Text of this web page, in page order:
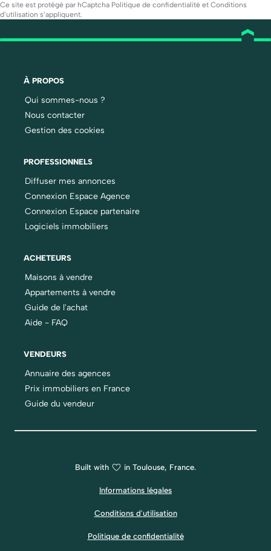
Ce site est protégé par hCaptcha Politique de confidentialité et Conditions
d’utilisation s’appliquent.
À PROPOS
Qui sommes-nous ?
Nous contacter
Gestion des cookies
PROFESSIONNELS
Diffuser mes annonces
Connexion Espace Agence
Connexion Espace partenaire
Logiciels immobiliers
ACHETEURS
Maisons à vendre
Appartements à vendre
Guide de l'achat
Aide - FAQ
VENDEURS
Annuaire des agences
Prix immobiliers en France
Guide du vendeur
Built with in Toulouse, France.
Informations légales
Conditions d'utilisation
Politique de confidentialité